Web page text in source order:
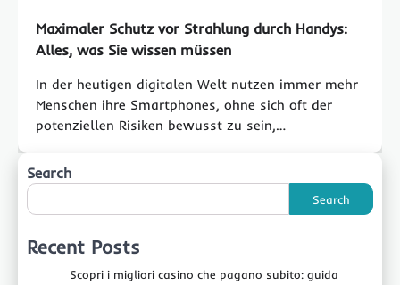
Maximaler Schutz vor Strahlung durch Handys:
Alles, was Sie wissen müssen
In der heutigen digitalen Welt nutzen immer mehr
Menschen ihre Smartphones, ohne sich oft der
potenziellen Risiken bewusst zu sein,…
Search
Search
Recent Posts
Scopri i migliori casino che pagano subito: guida